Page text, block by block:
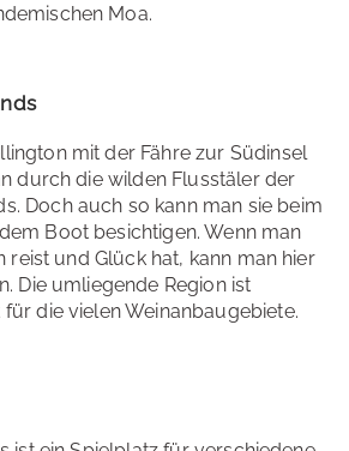
Moa.
mit der Fähre zur Südinsel
durch die wilden Flusstäler der
Doch auch so kann man sie beim
Boot besichtigen. Wenn man
reist und Glück hat, kann man hier
Die umliegende Region ist
die vielen Weinanbaugebiete.